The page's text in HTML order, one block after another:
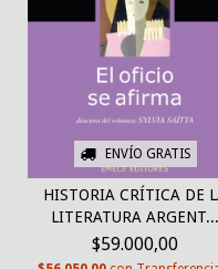
ENVÍO GRATIS
HISTORIA CRÍTICA DE
LITERATURA ARGENT...
$59.000,00